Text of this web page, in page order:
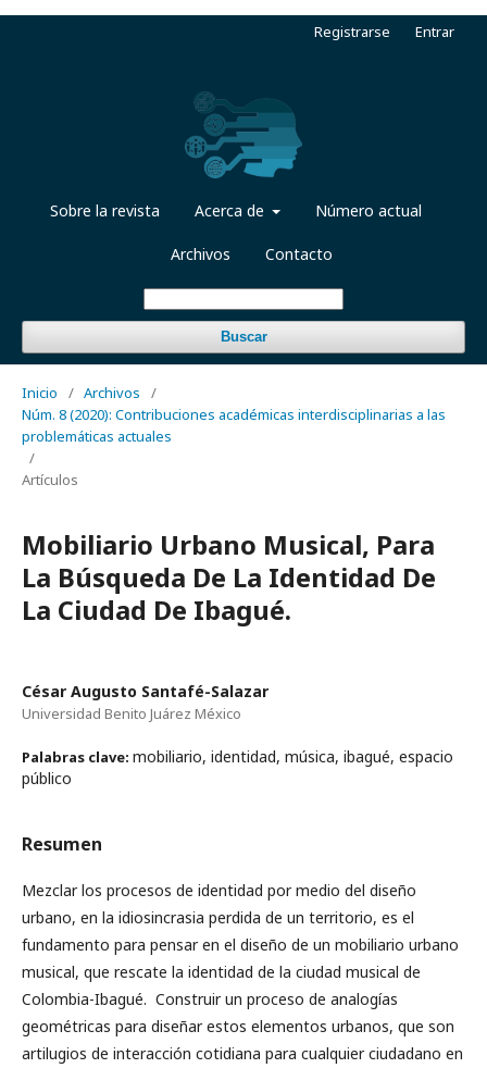
Sobre la revista Acerca de Número actual
Archivos Contacto
Buscar
Registrarse Entrar
Inicio / Archivos
/
Núm. 8 (2020): Contribuciones académicas interdisciplinarias a las
problemáticas actuales
/
Artículos
Mobiliario Urbano Musical, Para
La Búsqueda De La Identidad De
La Ciudad De Ibagué.
César Augusto Santafé-Salazar
Universidad Benito Juárez México
Palabras clave: mobiliario, identidad, música, ibagué, espacio
público
Resumen
Mezclar los procesos de identidad por medio del diseño
urbano, en la idiosincrasia perdida de un territorio, es el
fundamento para pensar en el diseño de un mobiliario urbano
musical, que rescate la identidad de la ciudad musical de
Colombia-Ibagué. Construir un proceso de analogías
geométricas para diseñar estos elementos urbanos, que son
artilugios de interacción cotidiana para cualquier ciudadano en